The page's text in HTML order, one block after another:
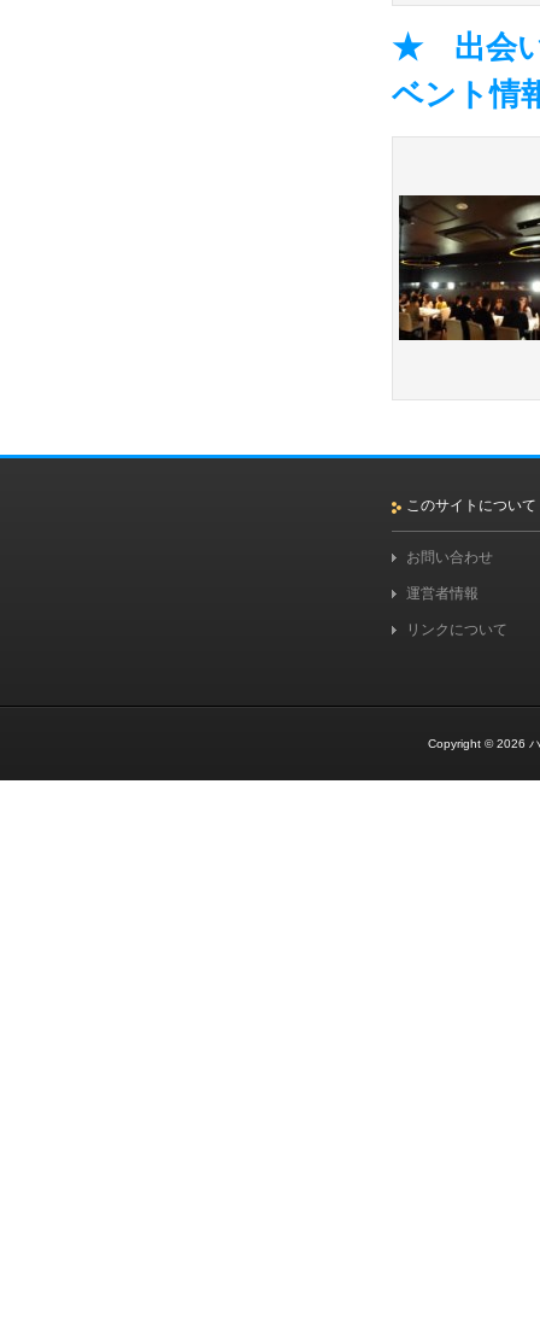
★ 出会い
ベント
このサイトについて
お問い合わせ
運営者情報
リンクについて
Copyright © 2026